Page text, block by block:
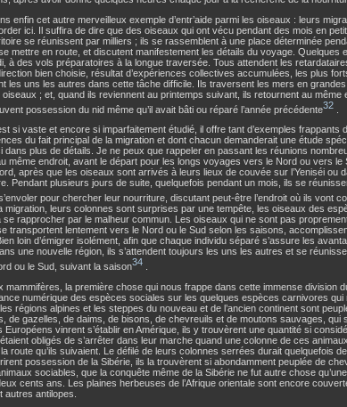
enfin cet autre merveilleux exemple d’entr’aide parmi les oiseaux : leurs
ici. Il suffira de dire que des oiseaux qui ont vécu pendant des mois en
se réunissent par milliers ; ils se rassemblent à une place déterminée
mettre en route, et discutent manifestement les détails du voyage. Quelques
à des vols préparatoires à la longue traversée. Tous attendent les
bien choisie, résultat d’expériences collectives accumulées, les plus
les uns les autres dans cette tâche difficile. Ils traversent les mers en
; et, quand ils reviennent au printemps suivant, ils retournent au même
possession du nid même qu’il avait bâti ou réparé l’année précédente32
si vaste et encore si imparfaitement étudié, il offre tant d’exemples frappants
du fait principal de la migration et dont chacun demanderait une étude
dans plus de détails. Je ne peux que rappeler en passant les réunions
même endroit, avant le départ pour les longs voyages vers le Nord ou vers le
après que les oiseaux sont arrivés à leurs lieux de couvée sur l’Yeniséi ou
Pendant plusieurs jours de suite, quelquefois pendant un mois, ils se
pour chercher leur nourriture, discutant peut-être l’endroit où ils vont
migration, leurs colonnes sont surprises par une tempête, les oiseaux des
se rapprocher par le malheur commun. Les oiseaux qui ne sont pas
transportent lentement vers le Nord ou le Sud selon les saisons,
loin d’émigrer isolément, afin que chaque individu séparé s’assure les
une nouvelle région, ils s’attendent toujours les uns les autres et se
ou le Sud, suivant la saison34
mammifères, la première chose qui nous frappe dans cette immense division
numérique des espèces sociales sur les quelques espèces carnivores qui
régions alpines et les steppes du nouveau et de l’ancien continent sont
de gazelles, de daims, de bisons, de chevreuils et de moutons sauvages, qui
Européens vinrent s’établir en Amérique, ils y trouvèrent une quantité si
obligés de s’arrêter dans leur marche quand une colonne de ces
route qu’ils suivaient. Le défilé de leurs colonnes serrées durait quelquefois
possession de la Sibérie, ils la trouvèrent si abondamment peuplée de
sociables, que la conquête même de la Sibérie ne fut autre chose
cents ans. Les plaines herbeuses de l’Afrique orientale sont encore
autres antilopes.